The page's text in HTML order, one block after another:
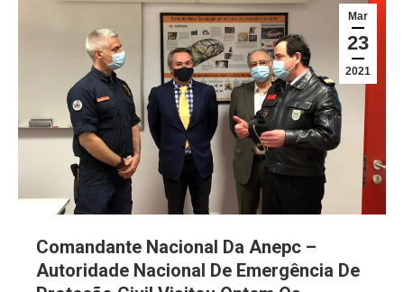
Mar
23
2021
Comandante Nacional Da Anepc –
Autoridade Nacional De Emergência De